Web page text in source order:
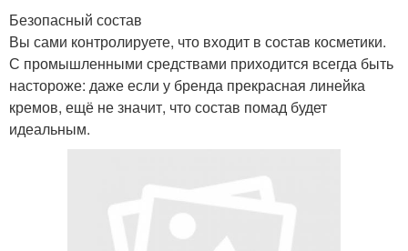
Безопасный состав
Вы сами контролируете, что входит в состав косметики.
С промышленными средствами приходится всегда быть
настороже: даже если у бренда прекрасная линейка
кремов, ещё не значит, что состав помад будет
идеальным.